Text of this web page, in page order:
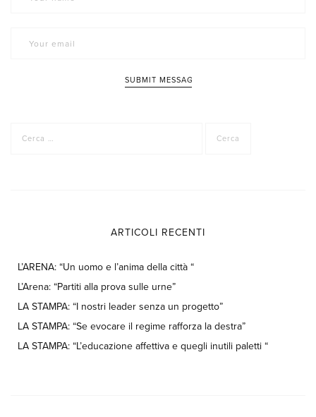
per:
ARTICOLI RECENTI
L’ARENA: “Un uomo e l’anima della città “
L’Arena: “Partiti alla prova sulle urne”
LA STAMPA: “I nostri leader senza un progetto”
LA STAMPA: “Se evocare il regime rafforza la destra”
LA STAMPA: “L’educazione affettiva e quegli inutili paletti “